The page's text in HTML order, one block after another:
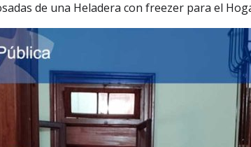
de una Heladera con freezer para el